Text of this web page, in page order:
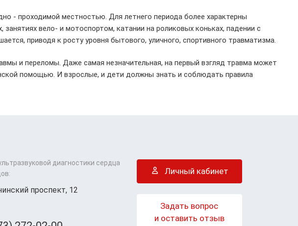
- проходимой местностью. Для летнего периода более характерны
вело- и мотоспортом, катании на роликовых коньках, падении с
приводя к росту уровня бытового, уличного, спортивного травматизма.
и переломы. Даже самая незначительная, на первый взгляд травма может
помощью. И взрослые, и дети должны знать и соблюдать правила
диагностики сердца
проспект, 12
Личный кабинет
Задать вопрос
и оставить отзыв